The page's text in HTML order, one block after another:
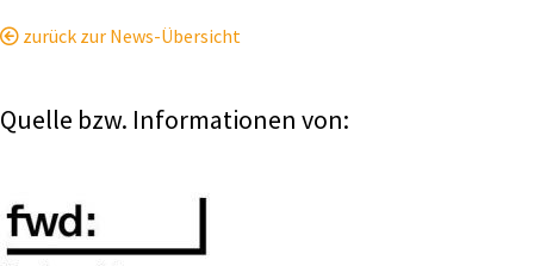
zurück zur News-Übersicht
Quelle bzw. Informationen von: